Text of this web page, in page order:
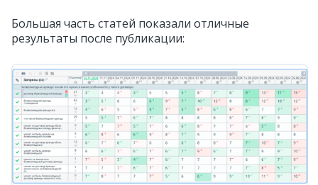
Большая часть статей показали отличные
результаты после публикации: